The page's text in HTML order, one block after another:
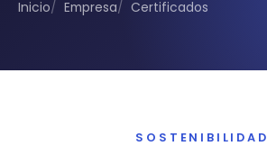
Inicio Empresa Certificados
SOSTENIBILIDAD